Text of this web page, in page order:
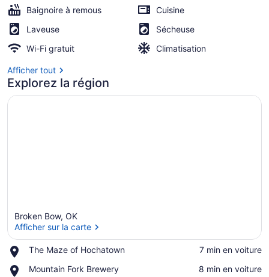
Sleeps
12
Baignoire à remous
Cuisine
Laveuse
Sécheuse
Wi-Fi gratuit
Climatisation
Afficher tout
Explorez la région
Broken Bow, OK
Afficher sur la carte
The Maze of Hochatown
Place,
Maze
‪7 min en voiture‬
Mountain Fork Brewery
Place,
‪8 min en voiture‬